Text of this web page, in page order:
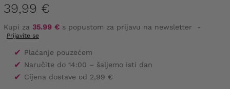
39,99 €
Kupi za 35.99 € s popustom za prijavu na newsletter -
Prijavite se
✔ Plaćanje pouzećem
✔ Naručite do 14:00 – šaljemo isti dan
✔ Cijena dostave od 2,99 €